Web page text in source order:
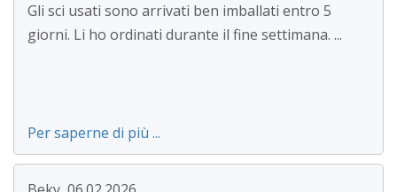
Gli sci usati sono arrivati ben imballati entro 5
giorni. Li ho ordinati durante il fine settimana. ...
Per saperne di più ...